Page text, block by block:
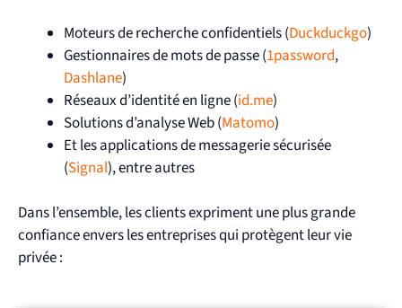
Moteurs de recherche confidentiels (Duckduckgo)
Gestionnaires de mots de passe (1password,
Dashlane)
Réseaux d’identité en ligne (id.me)
Solutions d’analyse Web (Matomo)
Et les applications de messagerie sécurisée
(Signal), entre autres
Dans l’ensemble, les clients expriment une plus grande
confiance envers les entreprises qui protègent leur vie
privée :